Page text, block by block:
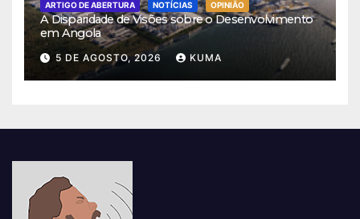
ARTIGO DE ABERTURA NOTÍCIAS OPINIÃO
A Disparidade de Visões sobre o Desenvolvimento
em Angola
5 DE AGOSTO, 2026 KUMA